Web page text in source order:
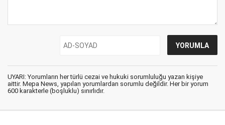
UYARI: Yorumların her türlü cezai ve hukuki sorumluluğu yazan kişiye
aittir. Mepa News, yapılan yorumlardan sorumlu değildir. Her bir yorum
600 karakterle (boşluklu) sınırlıdır.